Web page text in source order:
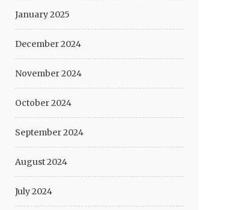
January 2025
December 2024
November 2024
October 2024
September 2024
August 2024
July 2024